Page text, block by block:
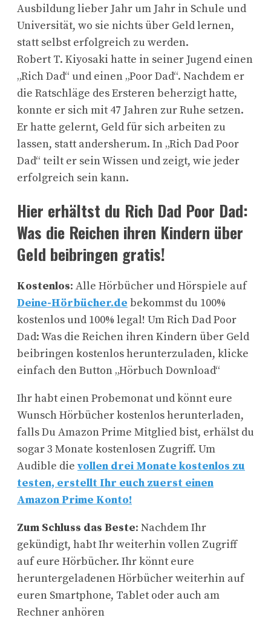
Ausbildung lieber Jahr um Jahr in Schule und
Universität, wo sie nichts über Geld lernen,
statt selbst erfolgreich zu werden.
Robert T. Kiyosaki hatte in seiner Jugend einen
„Rich Dad“ und einen „Poor Dad“. Nachdem er
die Ratschläge des Ersteren beherzigt hatte,
konnte er sich mit 47 Jahren zur Ruhe setzen.
Er hatte gelernt, Geld für sich arbeiten zu
lassen, statt andersherum. In „Rich Dad Poor
Dad“ teilt er sein Wissen und zeigt, wie jeder
erfolgreich sein kann.
Hier erhältst du Rich Dad Poor Dad:
Was die Reichen ihren Kindern über
Geld beibringen gratis!
Kostenlos: Alle Hörbücher und Hörspiele auf
Deine-Hörbücher.de bekommst du 100%
kostenlos und 100% legal! Um Rich Dad Poor
Dad: Was die Reichen ihren Kindern über Geld
beibringen kostenlos herunterzuladen, klicke
einfach den Button „Hörbuch Download“
Ihr habt einen Probemonat und könnt eure
Wunsch Hörbücher kostenlos herunterladen,
falls Du Amazon Prime Mitglied bist, erhälst du
sogar 3 Monate kostenlosen Zugriff. Um
Audible die vollen drei Monate kostenlos zu
testen, erstellt Ihr euch zuerst einen
Amazon Prime Konto!
Zum Schluss das Beste: Nachdem Ihr
gekündigt, habt Ihr weiterhin vollen Zugriff
auf eure Hörbücher. Ihr könnt eure
heruntergeladenen Hörbücher weiterhin auf
euren Smartphone, Tablet oder auch am
Rechner anhören